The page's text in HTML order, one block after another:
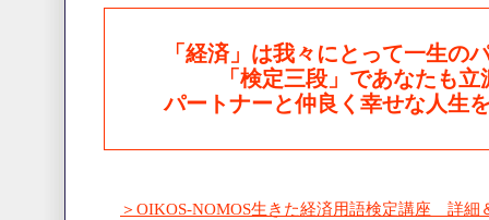
「経済」は我々にとって一生の
「検定三段」であなたも
パートナーと仲良く幸せな人生
＞OIKOS-NOMOS生きた経済用語検定講座 詳細